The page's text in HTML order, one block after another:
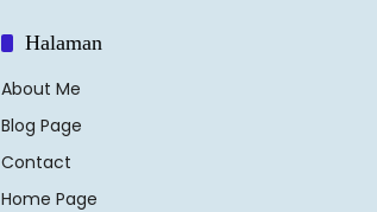
Halaman
About Me
Blog Page
Contact
Home Page